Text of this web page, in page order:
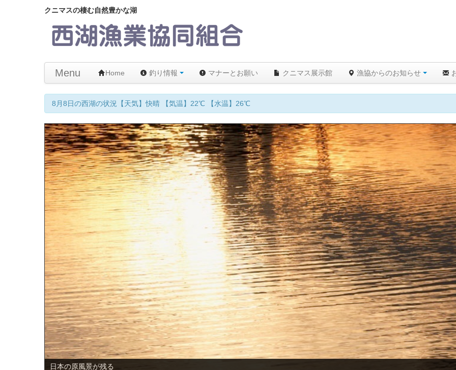
クニマスの棲む自然豊かな湖
Menu Home 釣り情報 マナーとお願い クニマス展示館 漁協からのお知らせ
8月8日の西湖の状況【天気】快晴 【気温】22℃ 【水温】26℃
日本の原風景が残る